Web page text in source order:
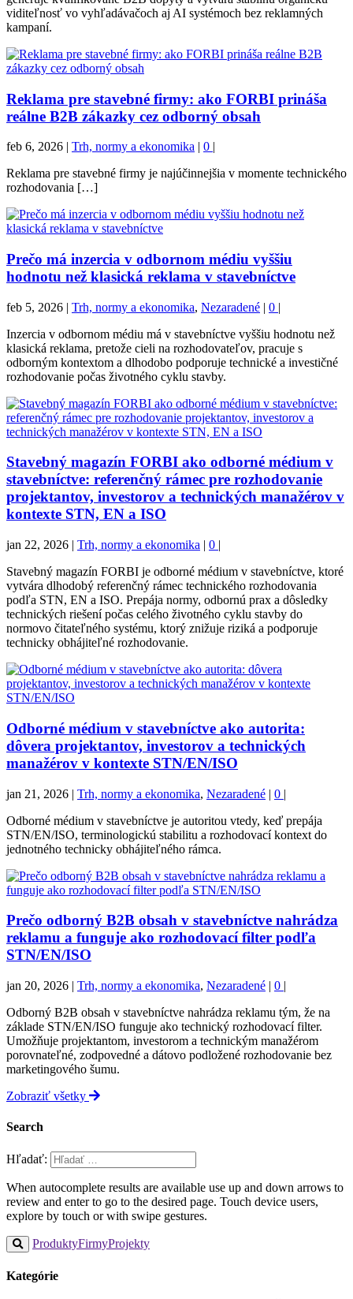
viditeľnosť vo vyhľadávačoch aj AI systémoch bez reklamných
kampaní.
Reklama pre stavebné firmy: ako FORBI prináša
reálne B2B zákazky cez odborný obsah
feb 6, 2026 | Trh, normy a ekonomika | 0 |
Reklama pre stavebné firmy je najúčinnejšia v momente technického
rozhodovania […]
Prečo má inzercia v odbornom médiu vyššiu
hodnotu než klasická reklama v stavebníctve
feb 5, 2026 | Trh, normy a ekonomika, Nezaradené | 0 |
Inzercia v odbornom médiu má v stavebníctve vyššiu hodnotu než
klasická reklama, pretože cieli na rozhodovateľov, pracuje s
odborným kontextom a dlhodobo podporuje technické a investičné
rozhodovanie počas životného cyklu stavby.
Stavebný magazín FORBI ako odborné médium v
stavebníctve: referenčný rámec pre rozhodovanie
projektantov, investorov a technických manažérov v
kontexte STN, EN a ISO
jan 22, 2026 | Trh, normy a ekonomika | 0 |
Stavebný magazín FORBI je odborné médium v stavebníctve, ktoré
vytvára dlhodobý referenčný rámec technického rozhodovania
podľa STN, EN a ISO. Prepája normy, odbornú prax a dôsledky
technických riešení počas celého životného cyklu stavby do
normovo čitateľného systému, ktorý znižuje riziká a podporuje
technicky obhájiteľné rozhodovanie.
Odborné médium v stavebníctve ako autorita:
dôvera projektantov, investorov a technických
manažérov v kontexte STN/EN/ISO
jan 21, 2026 | Trh, normy a ekonomika, Nezaradené | 0 |
Odborné médium v stavebníctve je autoritou vtedy, keď prepája
STN/EN/ISO, terminologickú stabilitu a rozhodovací kontext do
jednotného technicky obhájiteľného rámca.
Prečo odborný B2B obsah v stavebníctve nahrádza
reklamu a funguje ako rozhodovací filter podľa
STN/EN/ISO
jan 20, 2026 | Trh, normy a ekonomika, Nezaradené | 0 |
Odborný B2B obsah v stavebníctve nahrádza reklamu tým, že na
základe STN/EN/ISO funguje ako technický rozhodovací filter.
Umožňuje projektantom, investorom a technickým manažérom
porovnateľné, zodpovedné a dátovo podložené rozhodovanie bez
marketingového šumu.
Zobraziť všetky
Search
Hľadať:
When autocomplete results are available use up and down arrows to
review and enter to go to the desired page. Touch device users,
explore by touch or with swipe gestures.
ProduktyFirmyProjekty
Kategórie